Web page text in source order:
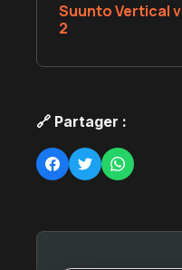
Suunto Vertical
2
🔗 Partager :